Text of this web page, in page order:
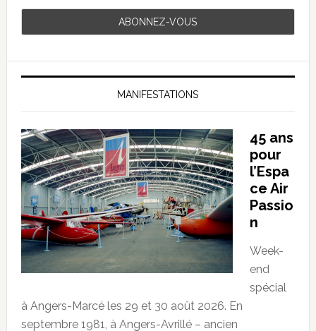
MANIFESTATIONS
45 ans
pour
l’Espa
ce Air
Passio
n
Week-
end
spécial
à Angers-Marcé les 29 et 30 août 2026. En
septembre 1981, à Angers-Avrillé – ancien